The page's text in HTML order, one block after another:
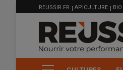
MENU
FILIÈRE
REUSSIR.FR APICULTURE BIO